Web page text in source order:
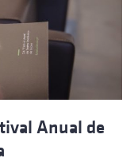
Anual de